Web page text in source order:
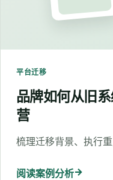
平台迁移
品牌如何从旧
营
梳理迁移背景、执行
阅读案例分析→